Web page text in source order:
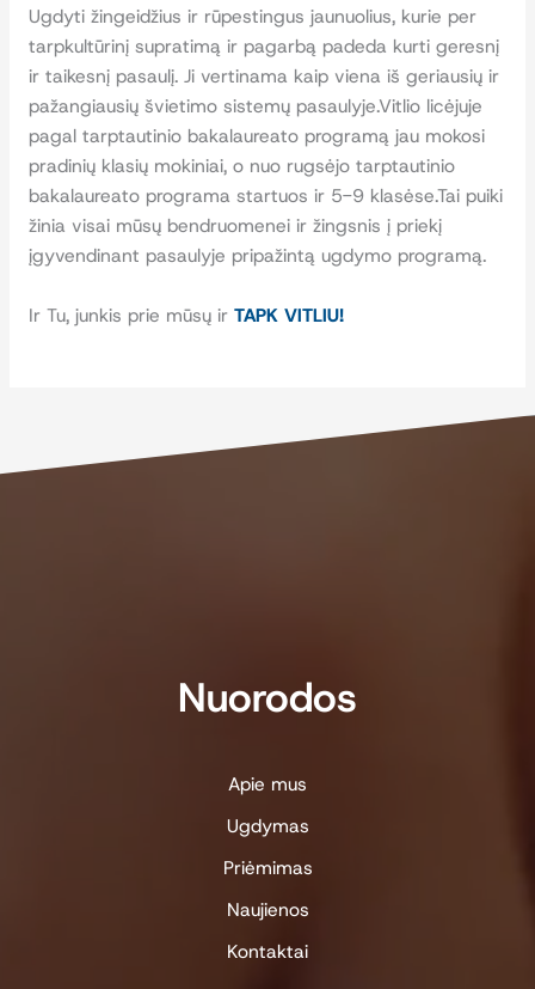
Ugdyti žingeidžius ir rūpestingus jaunuolius, kurie per
tarpkultūrinį supratimą ir pagarbą padeda kurti geresnį
ir taikesnį pasaulį. Ji vertinama kaip viena iš geriausių ir
pažangiausių švietimo sistemų pasaulyje.Vitlio licėjuje
pagal tarptautinio bakalaureato programą jau mokosi
pradinių klasių mokiniai, o nuo rugsėjo tarptautinio
bakalaureato programa startuos ir 5-9 klasėse.Tai puiki
žinia visai mūsų bendruomenei ir žingsnis į priekį
įgyvendinant pasaulyje pripažintą ugdymo programą.
Ir Tu, junkis prie mūsų ir TAPK VITLIU!
Nuorodos
Apie mus
Ugdymas
Priėmimas
Naujienos
Kontaktai